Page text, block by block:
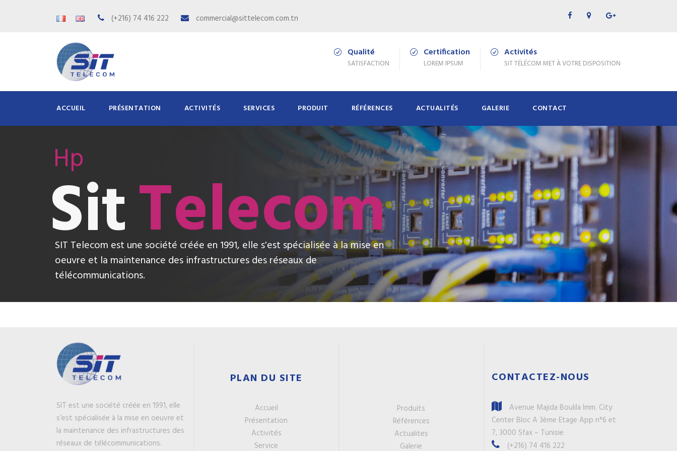
(+216) 74 416 222 commercial@sittelecom.com.tn
Qualité
SATISFACTION
Certification
LOREM IPSUM
Activités
SIT TÉLÉCOM MET À VOTRE DISPOSITION
ACCUEIL PRÉSENTATION ACTIVITÉS SERVICES PRODUIT RÉFÉRENCES ACTUALITÉS GALERIE CONTACT
Hp
SitTelecom
SIT Telecom est une société créée en 1991, elle s'est spécialisée à la mise en
oeuvre et la maintenance des infrastructures des réseaux de
télécommunications.
SIT est une société créée en 1991, elle
s’est spécialisée à la mise en oeuvre et
la maintenance des infrastructures des
réseaux de télécommunications.
PLAN DU SITE
Accueil
Présentation
Activités
Service
Produits
Références
Actualites
Galerie
CONTACTEZ-NOUS
Avenue Majida Boulila Imm. City
Center Bloc A 3ème Etage App n°6 et
7, 3000 Sfax – Tunisie
(+216) 74 416 222